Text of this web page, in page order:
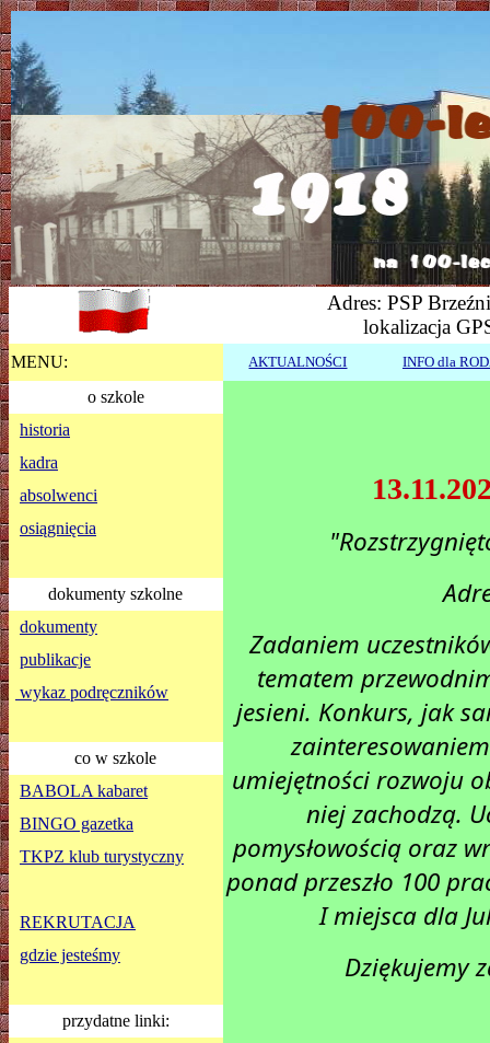
Adres: PSP
lokalizacja
MENU: AKTUALNOŚCI INFO dla
o szkole
Zadaniem
tematem
jesieni. Konkurs, jak
umiejętności rozwoju
niej zachodzą.
pomysłowością oraz
ponad przeszło 100
I miejsca dla
Dziękujemy
historia
kadra
absolwenci
osiągnięcia
dokumenty szkolne
dokumenty
publikacje
wykaz podręczników
co w szkole
BABOLA kabaret
BINGO gazetka
TKPZ klub turystyczny
REKRUTACJA
gdzie jesteśmy
przydatne linki: